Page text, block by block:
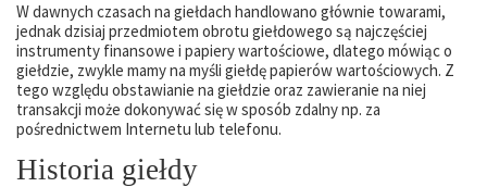
W dawnych czasach na giełdach handlowano głównie towarami,
jednak dzisiaj przedmiotem obrotu giełdowego są najczęściej
instrumenty finansowe i papiery wartościowe, dlatego mówiąc o
giełdzie, zwykle mamy na myśli giełdę papierów wartościowych. Z
tego względu obstawianie na giełdzie oraz zawieranie na niej
transakcji może dokonywać się w sposób zdalny np. za
pośrednictwem Internetu lub telefonu.
Historia giełdy